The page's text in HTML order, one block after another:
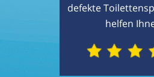
defekte
helfen